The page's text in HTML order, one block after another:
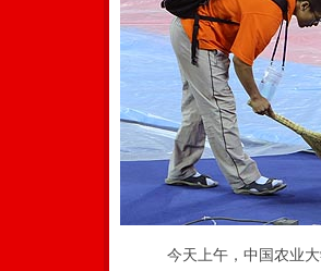
今天上午，中国农业大